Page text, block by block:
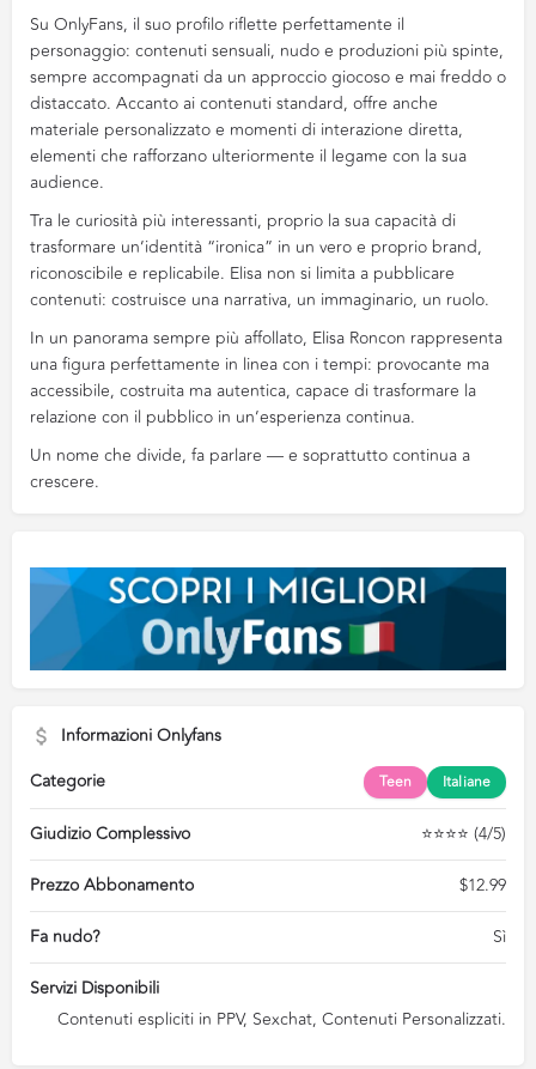
Su OnlyFans, il suo profilo riflette perfettamente il
personaggio: contenuti sensuali, nudo e produzioni più spinte,
sempre accompagnati da un approccio giocoso e mai freddo o
distaccato. Accanto ai contenuti standard, offre anche
materiale personalizzato e momenti di interazione diretta,
elementi che rafforzano ulteriormente il legame con la sua
audience.
Tra le curiosità più interessanti, proprio la sua capacità di
trasformare un’identità “ironica” in un vero e proprio brand,
riconoscibile e replicabile. Elisa non si limita a pubblicare
contenuti: costruisce una narrativa, un immaginario, un ruolo.
In un panorama sempre più affollato, Elisa Roncon rappresenta
una figura perfettamente in linea con i tempi: provocante ma
accessibile, costruita ma autentica, capace di trasformare la
relazione con il pubblico in un’esperienza continua.
Un nome che divide, fa parlare — e soprattutto continua a
crescere.
Informazioni Onlyfans
Categorie
Teen Italiane
Giudizio Complessivo ⭐⭐⭐⭐ (4/5)
Prezzo Abbonamento $12.99
Fa nudo? Sì
Servizi Disponibili
Contenuti espliciti in PPV, Sexchat, Contenuti Personalizzati.